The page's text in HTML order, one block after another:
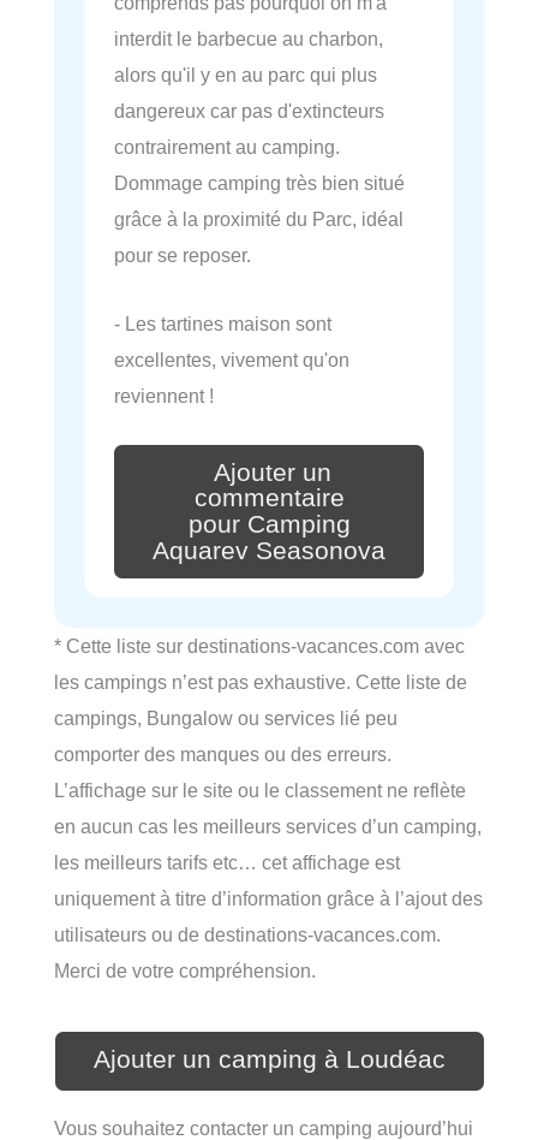
interdit le barbecue au charbon,
alors qu'il y en au parc qui plus
dangereux car pas d'extincteurs
contrairement au camping.
Dommage camping très bien situé
grâce à la proximité du Parc, idéal
pour se reposer.
- Les tartines maison sont
excellentes, vivement qu'on
reviennent !
Ajouter un
commentaire
pour Camping
Aquarev Seasonova
* Cette liste sur destinations-vacances.com avec
les campings n’est pas exhaustive. Cette liste de
campings, Bungalow ou services lié peu
comporter des manques ou des erreurs.
L’affichage sur le site ou le classement ne reflète
en aucun cas les meilleurs services d’un camping,
les meilleurs tarifs etc… cet affichage est
uniquement à titre d’information grâce à l’ajout des
utilisateurs ou de destinations-vacances.com.
Merci de votre compréhension.
Ajouter un camping à Loudéac
Vous souhaitez contacter un camping aujourd’hui